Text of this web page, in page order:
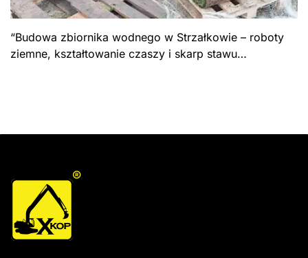
“Budowa zbiornika wodnego w Strzałkowie – roboty
ziemne, kształtowanie czaszy i skarp stawu
®